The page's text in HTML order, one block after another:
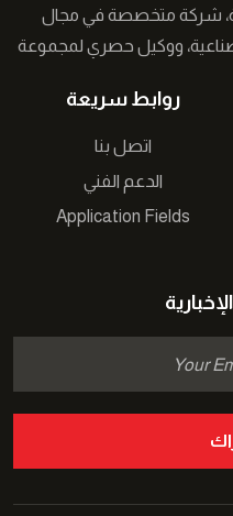
شركة متخصصة في مجال
ووكيل حصري لمجموعة
�...
روابط سريعة
اتصل بنا
الدعم الفني
Application Fields